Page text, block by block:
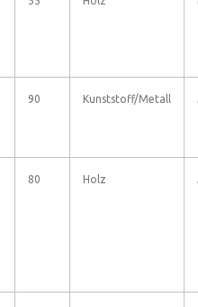
90 Kunststoff/Metall
80 Holz